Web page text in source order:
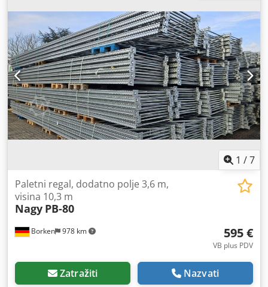
kompletu kao paket.
1 /7
Borken 978 km
Paletni regal, dodatno polje 3,6 m,
visina 10,3 m
Nagy PB-80
595 €
VB plus PDV
Zatražiti Nazvati